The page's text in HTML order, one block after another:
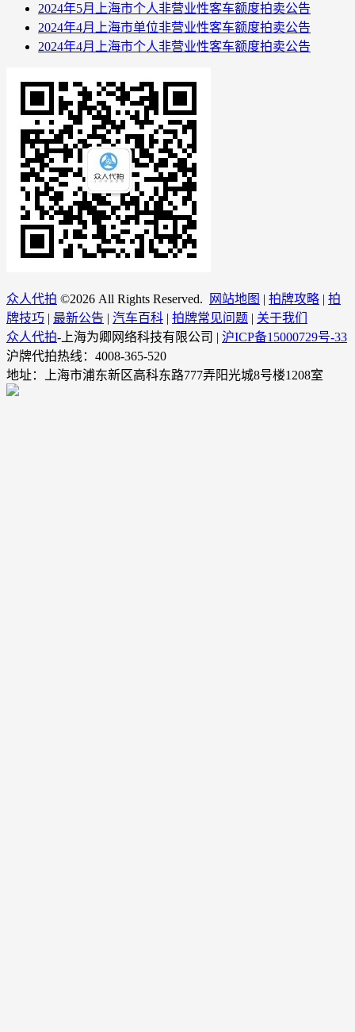
2024年5月上海市个人非营业性客车额度拍卖公告
2024年4月上海市单位非营业性客车额度拍卖公告
2024年4月上海市个人非营业性客车额度拍卖公告
众人代拍 ©2026 All Rights Reserved. 网站地图 | 拍牌攻略 | 拍
牌技巧 | 最新公告 | 汽车百科 | 拍牌常见问题 | 关于我们
众人代拍-上海为卿网络科技有限公司 | 沪ICP备15000729号-33
沪牌代拍热线：4008-365-520
地址：上海市浦东新区高科东路777弄阳光城8号楼1208室